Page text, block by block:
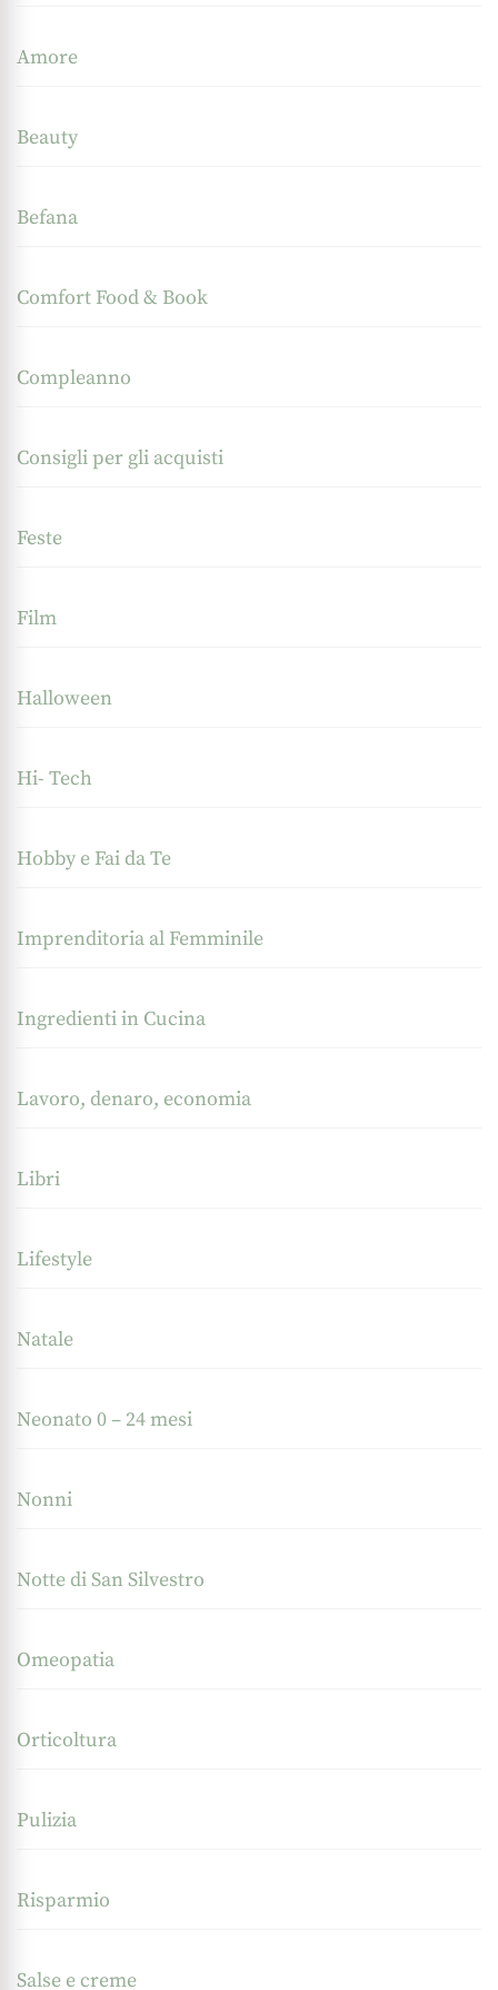
Amore
Beauty
Befana
Comfort Food & Book
Compleanno
Consigli per gli acquisti
Feste
Film
Halloween
Hi- Tech
Hobby e Fai da Te
Imprenditoria al Femminile
Ingredienti in Cucina
Lavoro, denaro, economia
Libri
Lifestyle
Natale
Neonato 0 – 24 mesi
Nonni
Notte di San Silvestro
Omeopatia
Orticoltura
Pulizia
Risparmio
Salse e creme